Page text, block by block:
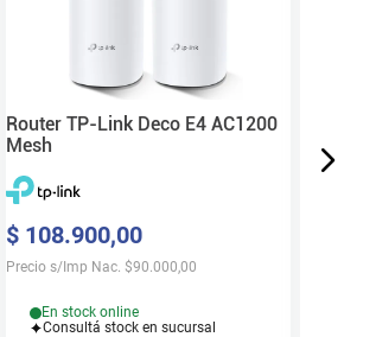
Router TP-Link Deco E4 AC1200
Mesh
$ 108.900,00
Precio s/Imp Nac. $90.000,00
En stock online
Consultá stock en sucursal